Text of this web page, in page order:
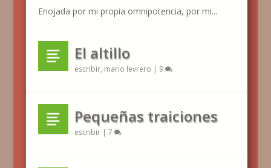
Enojada por mi propia omnipotencia, por mi...
El altillo
escribir, mario levrero | 9
Pequeñas traiciones
escribir| 7